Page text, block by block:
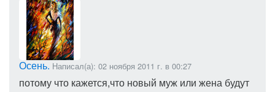
Осень. Написал(а): 02 ноября 2011 г. в 00:27
потому что кажется,что новый муж или жена будут